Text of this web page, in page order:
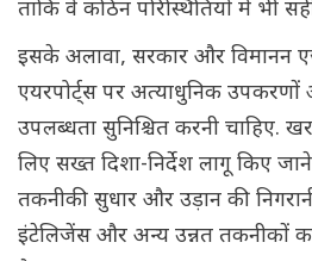
ताकि वे कठिन परिस्थितियों में भी
इसके अलावा, सरकार और विमानन
एयरपोर्ट्स पर अत्याधुनिक
उपलब्धता सुनिश्चित करनी चाहिए.
लिए सख्त दिशा-निर्देश लागू किए
तकनीकी सुधार और उड़ान की
इंटेलिजेंस और अन्य उन्नत तकनीकों